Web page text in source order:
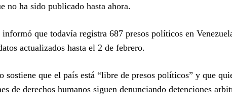
no ha sido publicado hasta ahora.
informó que todavía registra 687 presos políticos en
actualizados hasta el 2 de febrero.
que el país está “libre de presos políticos” y que
de derechos humanos siguen denunciando detenciones